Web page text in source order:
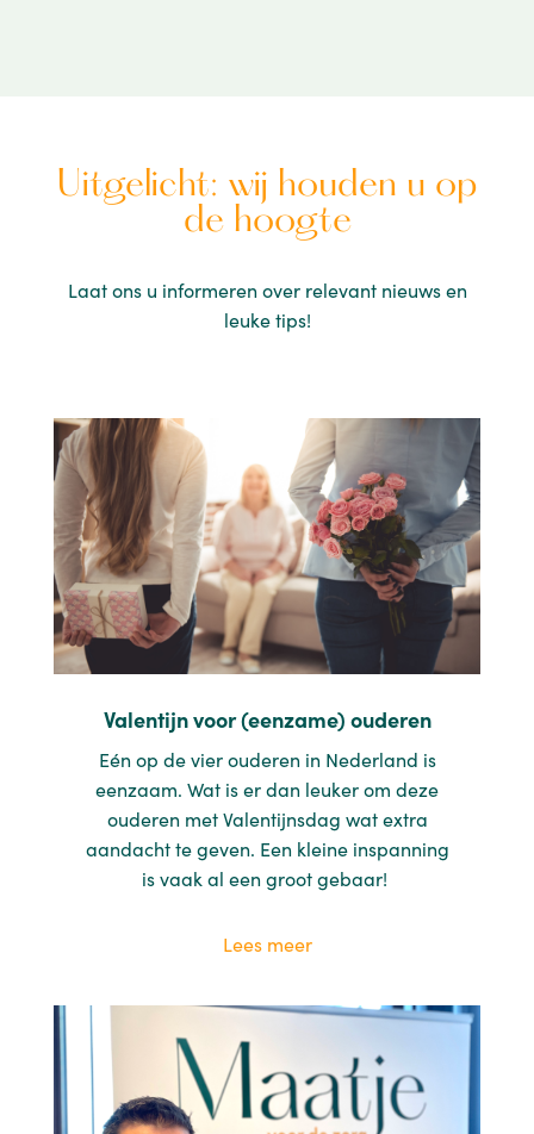
Uitgelicht: wij houden u op
de hoogte
Laat ons u informeren over relevant nieuws en
leuke tips!
Valentijn voor (eenzame) ouderen
Eén op de vier ouderen in Nederland is
eenzaam. Wat is er dan leuker om deze
ouderen met Valentijnsdag wat extra
aandacht te geven. Een kleine inspanning
is vaak al een groot gebaar!
Lees meer